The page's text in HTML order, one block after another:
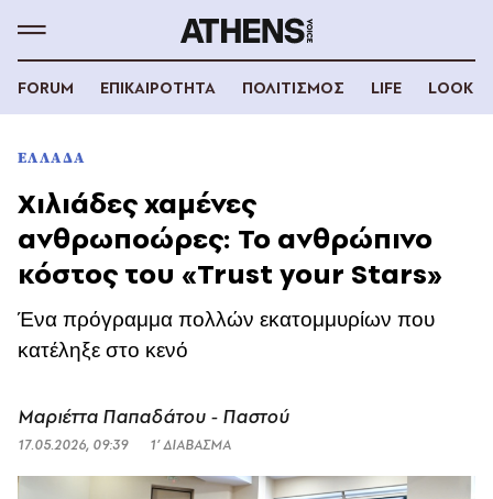
FORUM ΕΠΙΚΑΙΡΟΤΗΤΑ ΠΟΛΙΤΙΣΜΟΣ LIFE LOOK
ΕΛΛΑΔΑ
Χιλιάδες χαμένες
ανθρωποώρες: Το ανθρώπινο
κόστος του «Trust your Stars»
Ένα πρόγραμμα πολλών εκατομμυρίων που
κατέληξε στο κενό
Μαριέττα Παπαδάτου - Παστού
17.05.2026, 09:39 1’ ΔΙΑΒΑΣΜΑ